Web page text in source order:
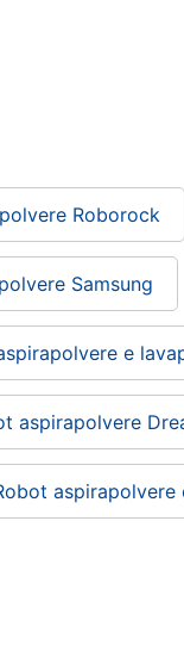
Roborock
Samsung
e
aspirapolvere